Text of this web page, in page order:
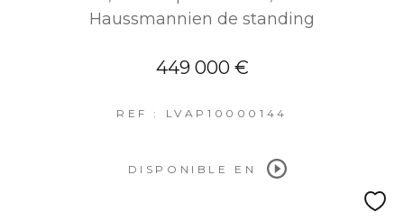
Haussmannien de standing
449 000 €
REF : LVAP10000144
DISPONIBLE EN